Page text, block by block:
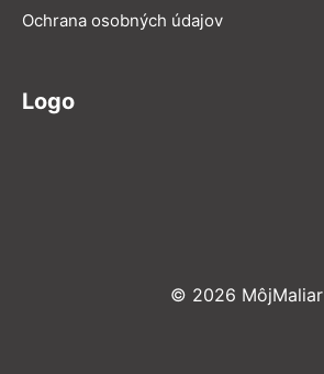
Ochrana osobných údajov
Logo
© 2026 MôjMaliar